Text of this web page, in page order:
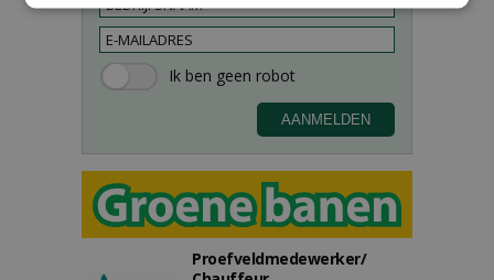
Proefveldmedewerker/